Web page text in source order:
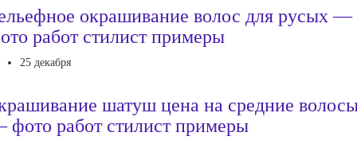
окрашивание волос для русых —
работ стилист примеры
25 декабря
шатуш цена на средние
работ стилист примеры